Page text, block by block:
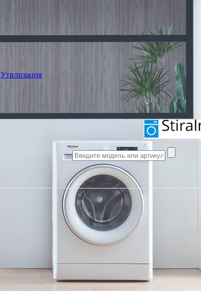
Утилизация